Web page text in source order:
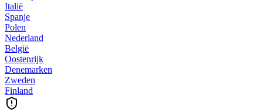
Italië
Spanje
Polen
Nederland
België
Oostenrijk
Denemarken
Zweden
Finland